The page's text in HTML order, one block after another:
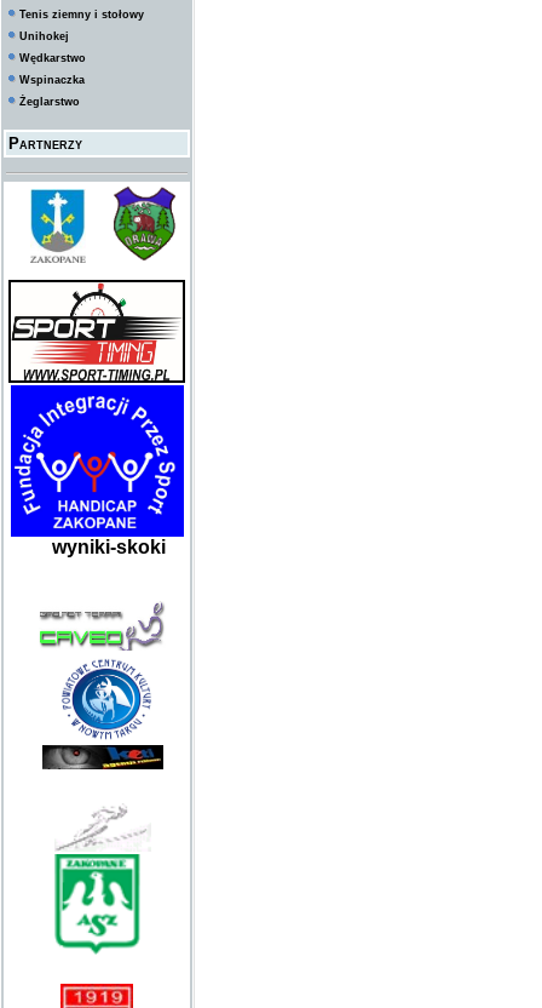
Tenis ziemny i stołowy
Unihokej
Wędkarstwo
Wspinaczka
Żeglarstwo
Partnerzy
wyniki-skoki